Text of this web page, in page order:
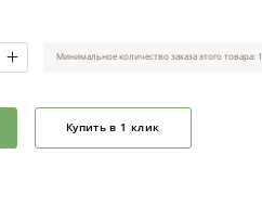
Минимальное количество заказа этого товара: 1
Купить в 1 клик